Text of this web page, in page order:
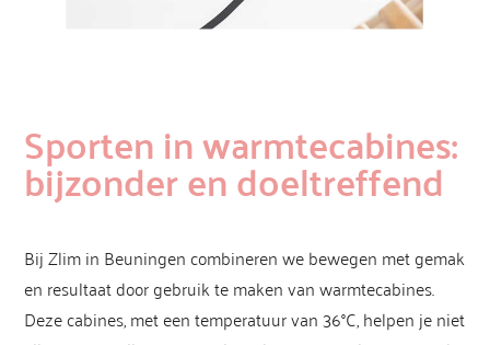
Sporten in warmtecabines:
bijzonder en doeltreffend
Bij Zlim in Beuningen combineren we bewegen met gemak
en resultaat door gebruik te maken van warmtecabines.
Deze cabines, met een temperatuur van 36°C, helpen je niet